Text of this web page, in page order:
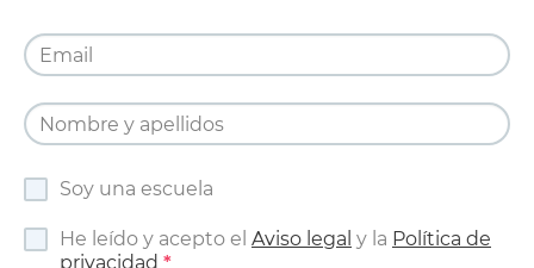
Soy una escuela
He leído y acepto el Aviso legal y la Política de
privacidad